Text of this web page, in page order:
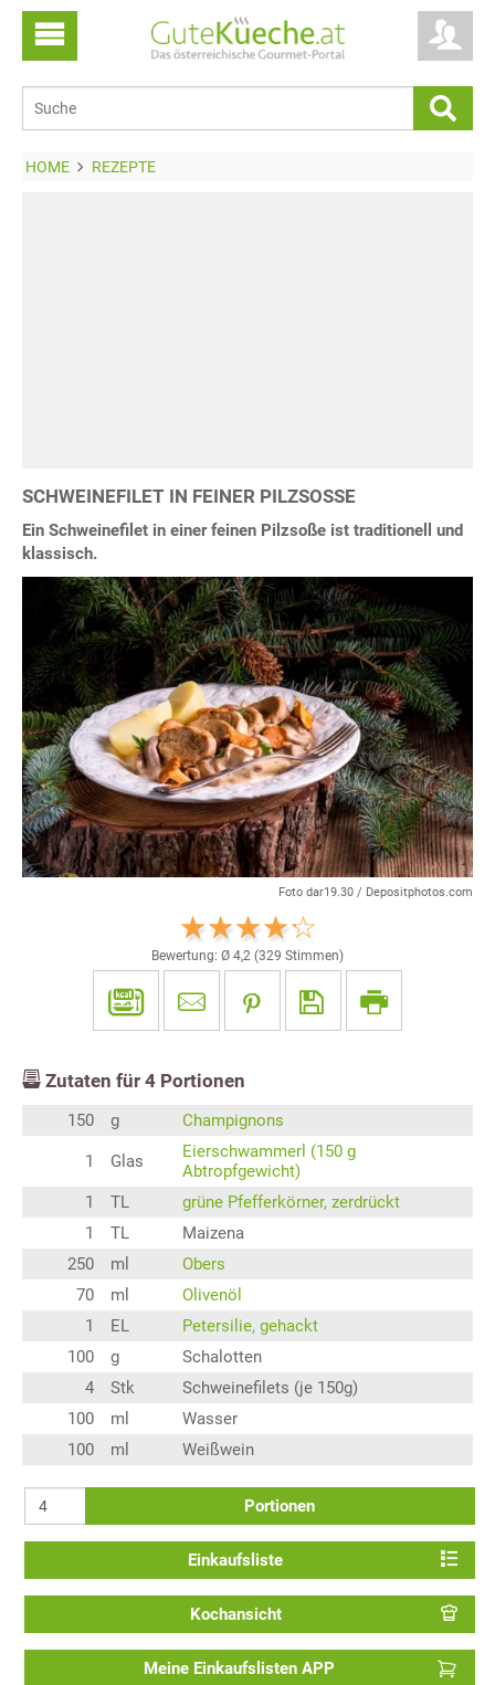
HOME REZEPTE
SCHWEINEFILET IN FEINER PILZSOSSE
Ein Schweinefilet in einer feinen Pilzsoße ist traditionell und
klassisch.
Foto dar19.30 / Depositphotos.com
Bewertung: Ø 4,2 (329 Stimmen)
Zutaten für 4 Portionen
150 g Champignons
1 Glas
Eierschwammerl (150 g
Abtropfgewicht)
1
TL
grüne Pfefferkörner, zerdrückt
1
TL
Maizena
250
ml
Obers
70
ml
Olivenöl
1
EL
Petersilie, gehackt
100
g
Schalotten
4
Stk
Schweinefilets (je 150g)
100
ml
Wasser
100
ml Weißwein
Portionen
Einkaufsliste
Kochansicht
Meine Einkaufslisten APP